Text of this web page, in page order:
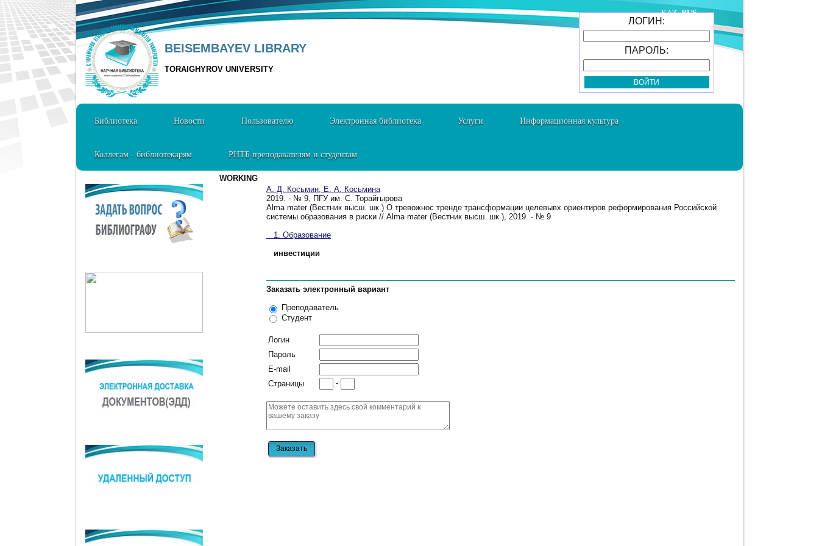
BEISEMBAYEV LIBRARY
TORAIGHYROV UNIVERSITY
ЛОГИН:
ПАРОЛЬ:
KAZ RUS
Библиотека Новости Пользователю Электронная библиотека Услуги Информационная культура
Коллегам - библиотекарям РНТБ преподавателям и студентам
WORKING
А. Д. Косьмин, Е. А. Косьмина
2019. - № 9, ПГУ им. С. Торайгырова
Alma mater (Вестник высш. шк.) О тревожнос тренде трансформации целевывх ориентиров реформирования Российской
системы образования в риски // Alma mater (Вестник высш. шк.), 2019. - № 9
1. Образование
инвестиции
Заказать электронный вариант
Преподаватель
Студент
Логин
Пароль
E-mail
Страницы
-